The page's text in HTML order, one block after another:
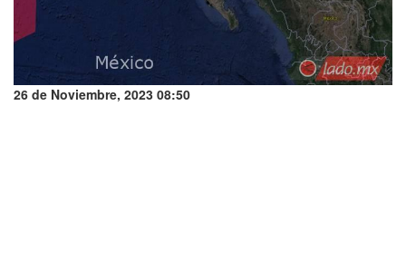
26 de Noviembre, 2023 08:50